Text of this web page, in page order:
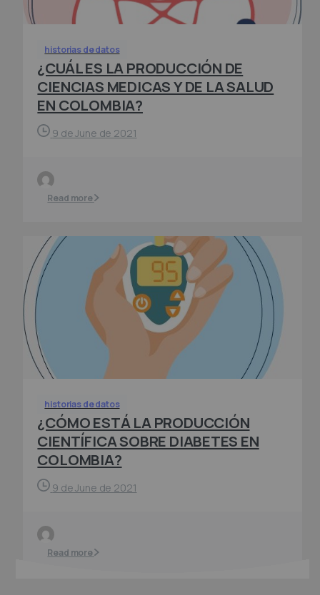
historias de datos
¿CUÁL ES LA PRODUCCIÓN DE
CIENCIAS MEDICAS Y DE LA SALUD
EN COLOMBIA?
9 de June de 2021
Read more
historias de datos
¿CÓMO ESTÁ LA PRODUCCIÓN
CIENTÍFICA SOBRE DIABETES EN
COLOMBIA?
9 de June de 2021
Read more